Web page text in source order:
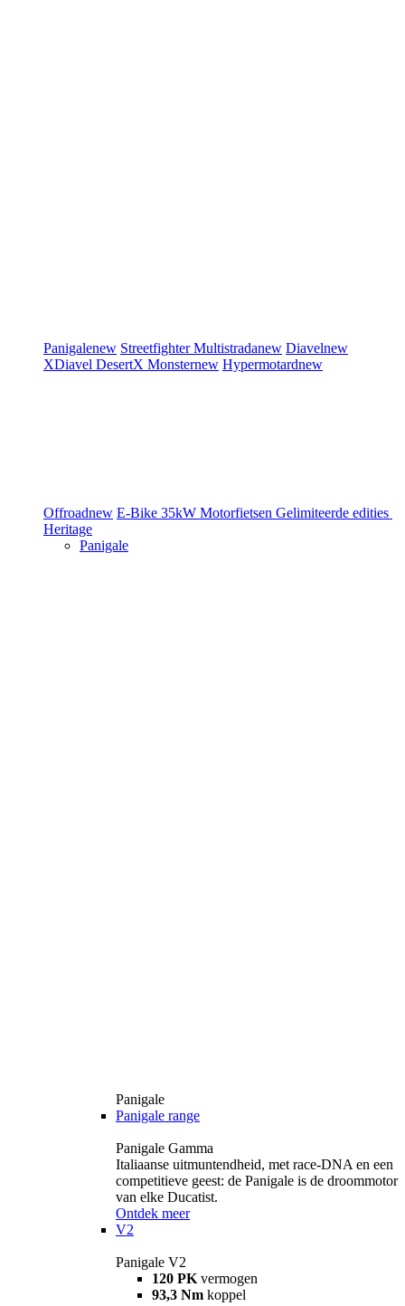
Panigalenew StreetfighterMultistradanew Diavelnew
XDiavel DesertX Monsternew Hypermotardnew
Offroadnew E-Bike 35kW Motorfietsen Gelimiteerde edities
Heritage
Panigale
Panigale
Panigale range
Panigale Gamma
Italiaanse uitmuntendheid, met race-DNA en een
competitieve geest: de Panigale is de droommotor
van elke Ducatist.
Ontdek meer
V2
Panigale V2
120 PK vermogen
93,3 Nm koppel